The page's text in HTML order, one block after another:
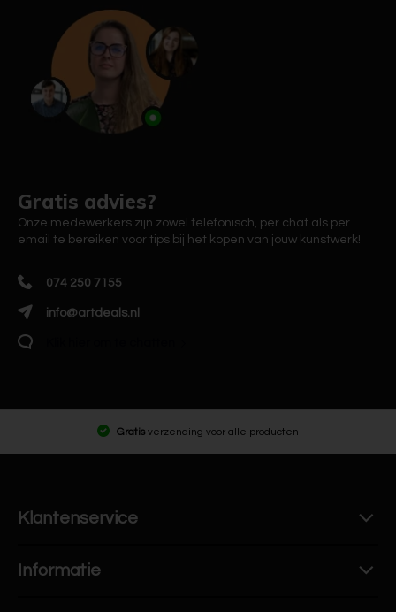
Gratis advies?
Onze medewerkers zijn zowel telefonisch, per chat als per
email te bereiken voor tips bij het kopen van jouw kunstwerk!
074 250 7155
info@artdeals.nl
Gratis verzending voor alle producten
Klantenservice
Informatie